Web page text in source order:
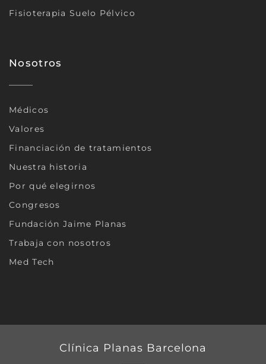
Fisioterapia Suelo Pélvico
Nosotros
Médicos
Valores
Financiación de tratamientos
Nuestra historia
Por qué elegirnos
Congresos
Fundación Jaime Planas
Trabaja con nosotros
Med Tech
Clínica Planas Barcelona